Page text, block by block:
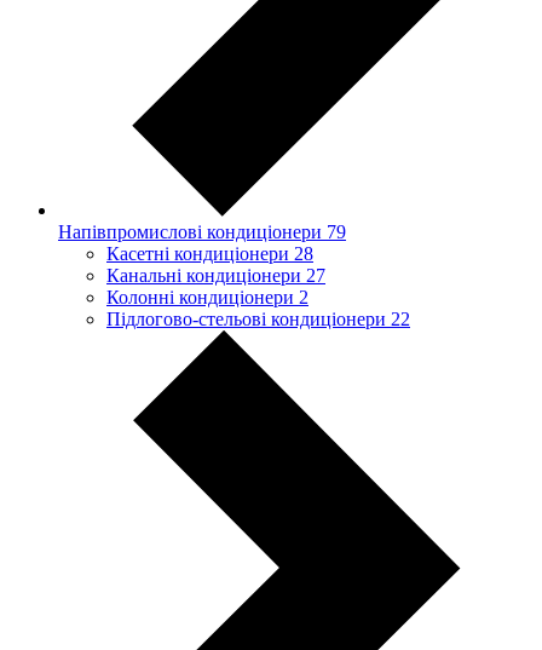
Напівпромислові кондиціонери 79
Касетні кондиціонери 28
Канальні кондиціонери 27
Колонні кондиціонери 2
Підлогово-стельові кондиціонери 22